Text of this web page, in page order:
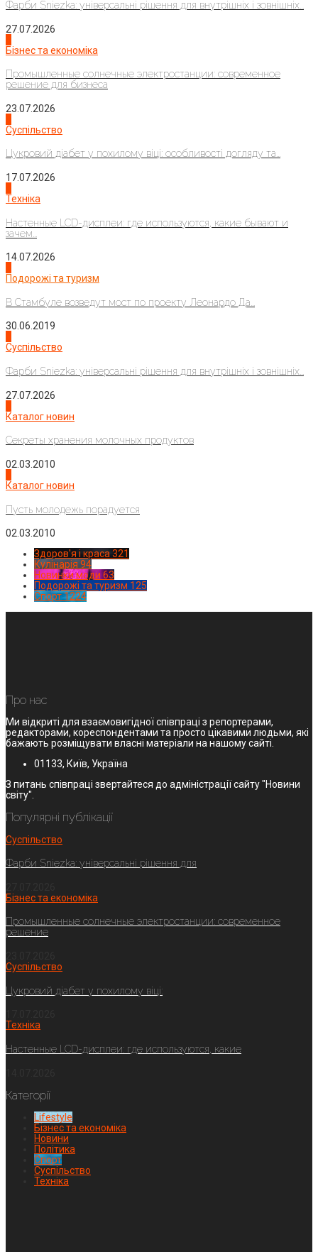
Фарби Sniezka: універсальні рішення для внутрішніх і зовнішніх...
27.07.2026
Бізнес та економіка
Промышленные солнечные электростанции: современное
решение для бизнеса
23.07.2026
Суспільство
Цукровий діабет у похилому віці: особливості догляду та...
17.07.2026
Техніка
Настенные LCD-дисплеи: где используются, какие бывают и
зачем...
14.07.2026
Подорожі та туризм
В Стамбуле возведут мост по проекту Леонардо Да...
30.06.2019
Суспільство
Фарби Sniezka: універсальні рішення для внутрішніх і зовнішніх...
27.07.2026
Каталог новин
Секреты хранения молочных продуктов
02.03.2010
Каталог новин
Пусть молодежь порадуется
02.03.2010
Здоров'я і краса 321
Кулінарія 94
Новинки моди 63
Подорожі та туризм 125
Спорт1224
Про нас
Ми відкриті для взаємовигідної співпраці з репортерами,
редакторами, кореспондентами та просто цікавими людьми, які
бажають розміщувати власні матеріали на нашому сайті.
01133, Київ, Україна
З питань співпраці звертайтеся до адміністрації сайту "Новини
світу".
Популярні публікації
Суспільство
Фарби Sniezka: універсальні рішення для
Бізнес та економіка
Промышленные солнечные электростанции: современное
решение
Суспільство
Цукровий діабет у похилому віці:
Техніка
Настенные LCD-дисплеи: где используются, какие
Категорії
Lifestyle
Бізнес та економіка
Новини
Політика
Спорт
Суспільство
Техніка